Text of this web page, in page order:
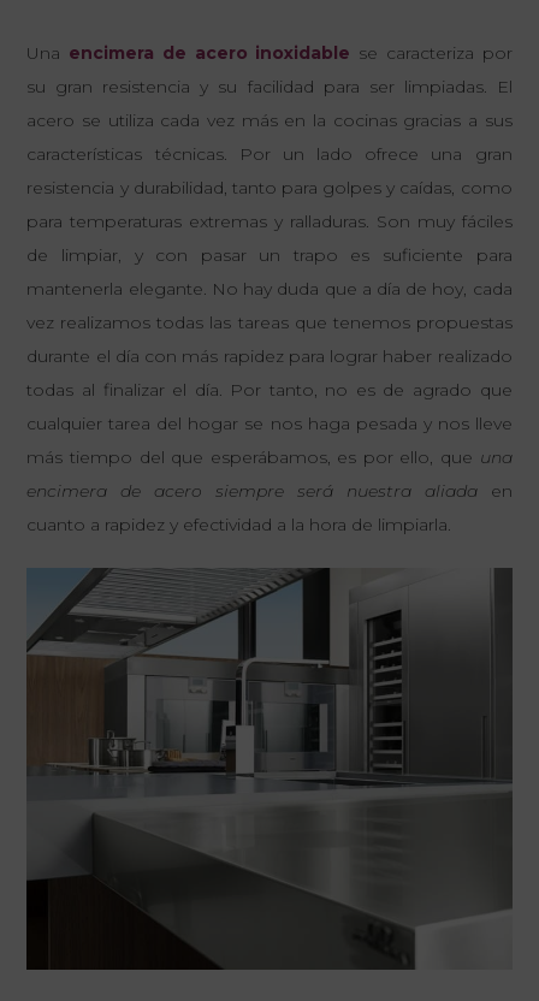
Una encimera de acero inoxidable se caracteriza por
su gran resistencia y su facilidad para ser limpiadas. El
acero se utiliza cada vez más en la cocinas gracias a sus
características técnicas. Por un lado ofrece una gran
resistencia y durabilidad, tanto para golpes y caídas, como
para temperaturas extremas y ralladuras. Son muy fáciles
de limpiar, y con pasar un trapo es suficiente para
mantenerla elegante. No hay duda que a día de hoy, cada
vez realizamos todas las tareas que tenemos propuestas
durante el día con más rapidez para lograr haber realizado
todas al finalizar el día. Por tanto, no es de agrado que
cualquier tarea del hogar se nos haga pesada y nos lleve
más tiempo del que esperábamos, es por ello, que una
encimera de acero siempre será nuestra aliadaen
cuanto a rapidez y efectividad a la hora de limpiarla.